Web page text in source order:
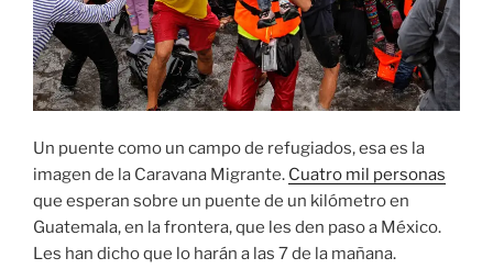
Un puente como un campo de refugiados, esa es la
imagen de la Caravana Migrante. Cuatro mil personas
que esperan sobre un puente de un kilómetro en
Guatemala, en la frontera, que les den paso a México.
Les han dicho que lo harán a las 7 de la mañana.